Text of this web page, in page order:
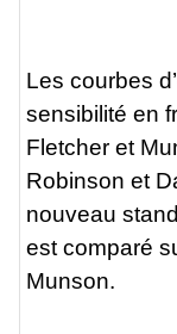
Les courbes
sensibilité en
Fletcher et
Robinson et
nouveau
est comparé
Munson.